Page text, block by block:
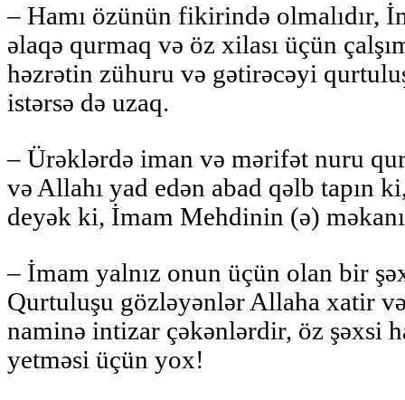
– Hamı özünün fikirində olmalıdır,
əlaqə qurmaq və öz xilası üçün
həzrətin zühuru və gətirəcəyi
istərsə də uzaq.
– Ürəklərdə iman və mərifət nuru
və Allahı yad edən abad qəlb tapın
deyək ki, İmam Mehdinin (ə) məkanı
– İmam yalnız onun üçün olan bir
Qurtuluşu gözləyənlər Allaha xatir
naminə intizar çəkənlərdir, öz şəxsi
yetməsi üçün yox!